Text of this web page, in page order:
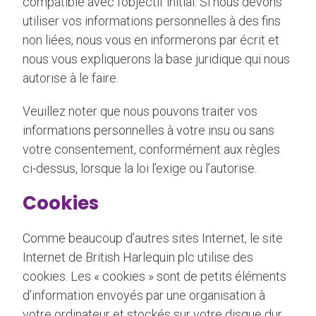
utiliser vos informations personnelles à des fins
non liées, nous vous en informerons par écrit et
nous vous expliquerons la base juridique qui nous
autorise à le faire.
Veuillez noter que nous pouvons traiter vos
informations personnelles à votre insu ou sans
votre consentement, conformément aux règles
ci-dessus, lorsque la loi l’exige ou l’autorise.
Cookies
Comme beaucoup d’autres sites Internet, le site
Internet de British Harlequin plc utilise des
cookies. Les « cookies » sont de petits éléments
d’information envoyés par une organisation à